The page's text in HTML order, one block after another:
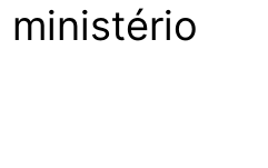
ministério